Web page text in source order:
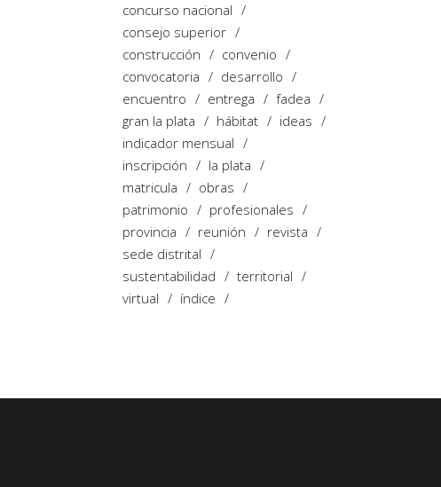
concurso nacional
consejo superior
construcción
convenio
convocatoria
desarrollo
encuentro
entrega
fadea
gran la plata
hábitat
ideas
indicador mensual
inscripción
la plata
matricula
obras
patrimonio
profesionales
provincia
reunión
revista
sede distrital
sustentabilidad
territorial
virtual
índice